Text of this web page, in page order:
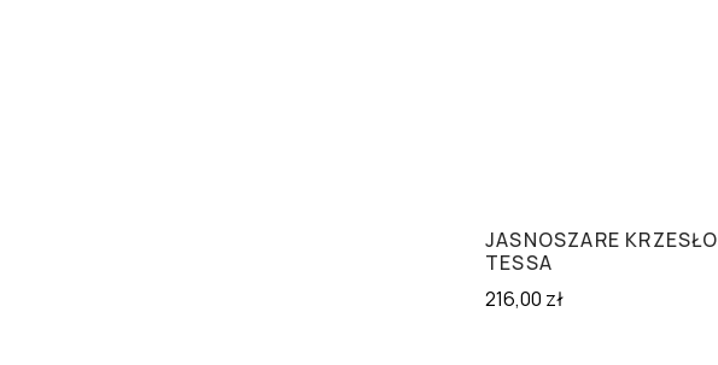
JASNOSZARE KRZESŁO
TESSA
216,00 zł